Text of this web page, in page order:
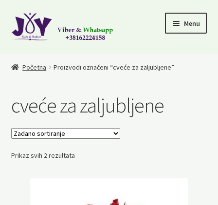
Skip
to
navigation
Skip
to
content
Menu
Za zaljubljene
101 ruža
Cveće za saučešća
Početna Proizvodi označeni “cveće za zaljubljene”
cveće za zaljubljene
Prikaz svih 2 rezultata